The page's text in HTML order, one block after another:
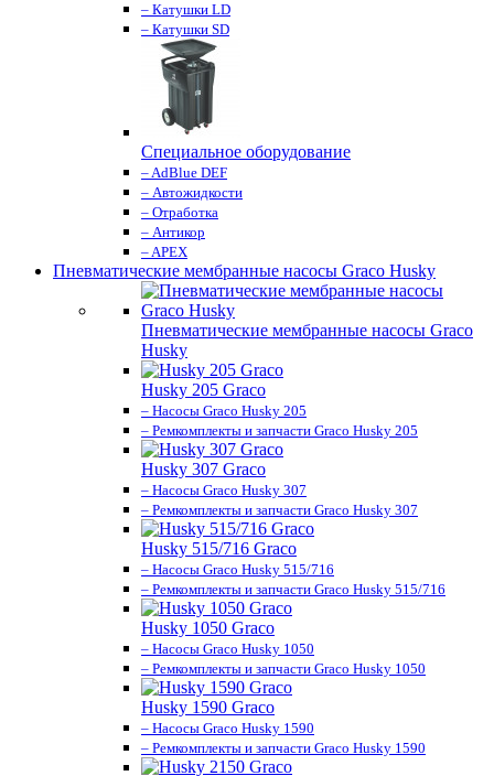
– Катушки LD
– Катушки SD
Специальное оборудование
– AdBlue DEF
– Автожидкости
– Отработка
– Антикор
– APEX
Пневматические мембранные насосы Graco Husky
Пневматические мембранные насосы Graco
Husky
Husky 205 Graco
– Насосы Graco Husky 205
– Ремкомплекты и запчасти Graco Husky 205
Husky 307 Graco
– Насосы Graco Husky 307
– Ремкомплекты и запчасти Graco Husky 307
Husky 515/716 Graco
– Насосы Graco Husky 515/716
– Ремкомплекты и запчасти Graco Husky 515/716
Husky 1050 Graco
– Насосы Graco Husky 1050
– Ремкомплекты и запчасти Graco Husky 1050
Husky 1590 Graco
– Насосы Graco Husky 1590
– Ремкомплекты и запчасти Graco Husky 1590